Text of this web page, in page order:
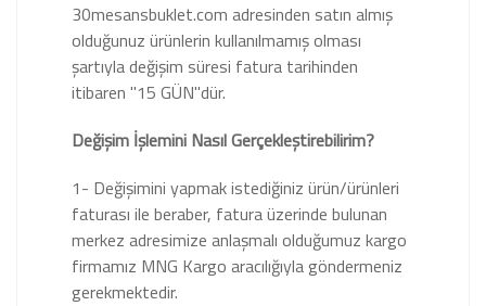
30mesansbuklet.com adresinden satın almış
olduğunuz ürünlerin kullanılmamış olması
şartıyla değişim süresi fatura tarihinden
itibaren "15 GÜN"dür.
Değişim İşlemini Nasıl Gerçekleştirebilirim?
1- Değişimini yapmak istediğiniz ürün/ürünleri
faturası ile beraber, fatura üzerinde bulunan
merkez adresimize anlaşmalı olduğumuz kargo
firmamız MNG Kargo aracılığıyla göndermeniz
gerekmektedir.